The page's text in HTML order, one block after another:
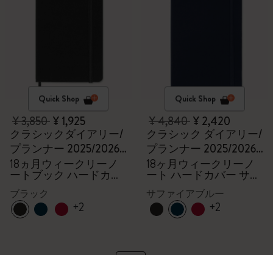
Quick Shop
¥ 3,850¥ 1,925
クラシックダイアリー/
プランナー 2025/2026,
ポケット
18ヵ月ウィークリーノ
ートブック ハードカバ
ー ブラック
ブラック
+2
Quick Shop
¥ 4,840¥ 2,420
クラシック ダイアリー/
プランナー 2025/2026
ラージ
18ヶ月ウィークリーノ
ート ハードカバー サフ
ァイアブルー
サファイアブルー
+2